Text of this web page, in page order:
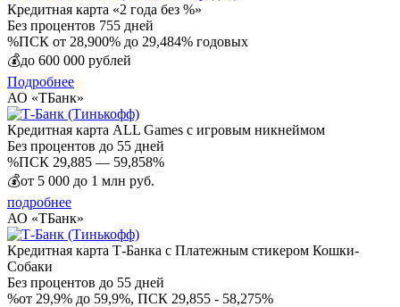
Кредитная карта «2 года без %»
Без процентов 755 дней
%ПСК от 28,900% до 29,484% годовых
💰до 600 000 рублей
Подробнее
АО «ТБанк»
Кредитная карта ALL Games с игровым никнеймом
Без процентов до 55 дней
%ПСК 29,885 — 59,858%
💰от 5 000 до 1 млн руб.
подробнее
АО «ТБанк»
Кредитная карта Т-Банка с Платежным стикером Кошки-
Собаки
Без процентов до 55 дней
%от 29,9% до 59,9%, ПСК 29,855 - 58,275%